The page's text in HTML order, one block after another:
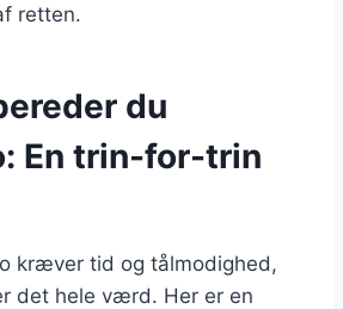
retten.
du
En trin-for-trin
kræver tid og tålmodighed,
det hele værd. Her er en